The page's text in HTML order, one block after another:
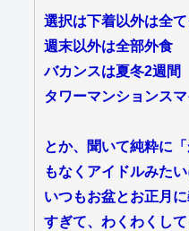
選択は下着以外は全
週末以外は全部外食
バカンスは夏冬2週間
タワーマンションス
とか、聞いて純粋に
もなくアイドルみた
いつもお盆とお正月
すぎて、わくわくして